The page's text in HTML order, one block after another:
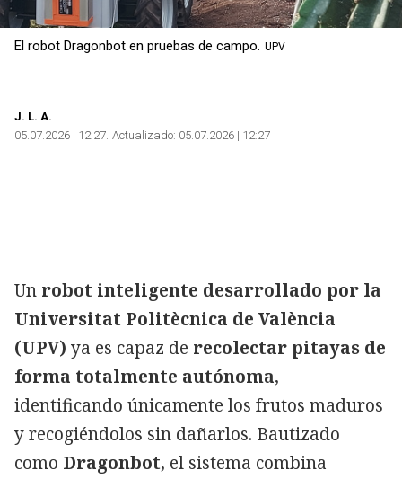
El robot Dragonbot en pruebas de campo. UPV
J. L. A.
05.07.2026 | 12:27 Actualizado: 05.07.2026 | 12:27
Un robot inteligente desarrollado por la
Universitat Politècnica de València
(UPV) ya es capaz de recolectar pitayas de
forma totalmente autónoma,
identificando únicamente los frutos maduros
y recogiéndolos sin dañarlos. Bautizado
como Dragonbot, el sistema combina